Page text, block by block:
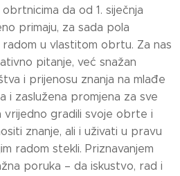
da od 1. siječnja
primaju, za sada pola
u vlastitom obrtu. Za nas
pitanje, već snažan
i prijenosu znanja na mlađe
i zaslužena promjena za sve
vrijedno gradili svoje obrte i
znanje, ali i uživati u pravu
radom stekli. Priznavanjem
poruka – da iskustvo, rad i